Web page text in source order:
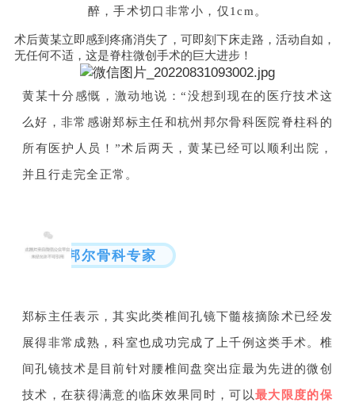
醉，手术切口非常小，仅1cm 。
术后黄某立即感到疼痛消失了，可即刻下床走路，活动自如，
无任何不适，这是脊柱微创手术的巨大进步！
黄某十分感慨，激动地说：“没想到现在的医疗技术这
么好，非常感谢郑标主任和杭州邦尔骨科医院脊柱科的
所有医护人员！”术后两天，黄某已经可以顺利出院，
并且行走完全正常。
邦尔骨科专家
郑标主任表示，其实此类椎间孔镜下髓核摘除术已经发
展得非常成熟，科室也成功完成了上千例这类手术。椎
间孔镜技术是目前针对腰椎间盘突出症最为先进的微创
技术，在获得满意的临床效果同时，可以最大限度的保